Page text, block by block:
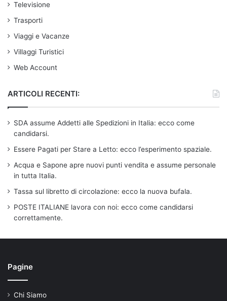
Televisione
Trasporti
Viaggi e Vacanze
Villaggi Turistici
Web Account
ARTICOLI RECENTI:
SDA assume Addetti alle Spedizioni in Italia: ecco come
candidarsi.
Essere Pagati per Stare a Letto: ecco l’esperimento spaziale.
Acqua e Sapone apre nuovi punti vendita e assume personale
in tutta Italia.
Tassa sul libretto di circolazione: ecco la nuova bufala.
POSTE ITALIANE lavora con noi: ecco come candidarsi
correttamente.
Pagine
Chi Siamo